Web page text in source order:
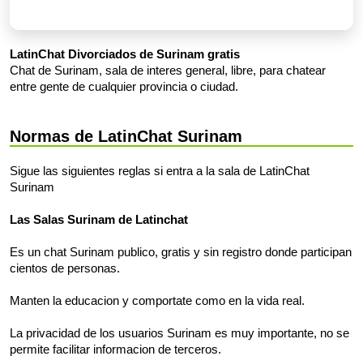
LatinChat Divorciados de Surinam gratis
Chat de Surinam, sala de interes general, libre, para chatear
entre gente de cualquier provincia o ciudad.
Normas de LatinChat Surinam
Sigue las siguientes reglas si entra a la sala de LatinChat
Surinam
Las Salas Surinam de Latinchat
Es un chat Surinam publico, gratis y sin registro donde participan
cientos de personas.
Manten la educacion y comportate como en la vida real.
La privacidad de los usuarios Surinam es muy importante, no se
permite facilitar informacion de terceros.